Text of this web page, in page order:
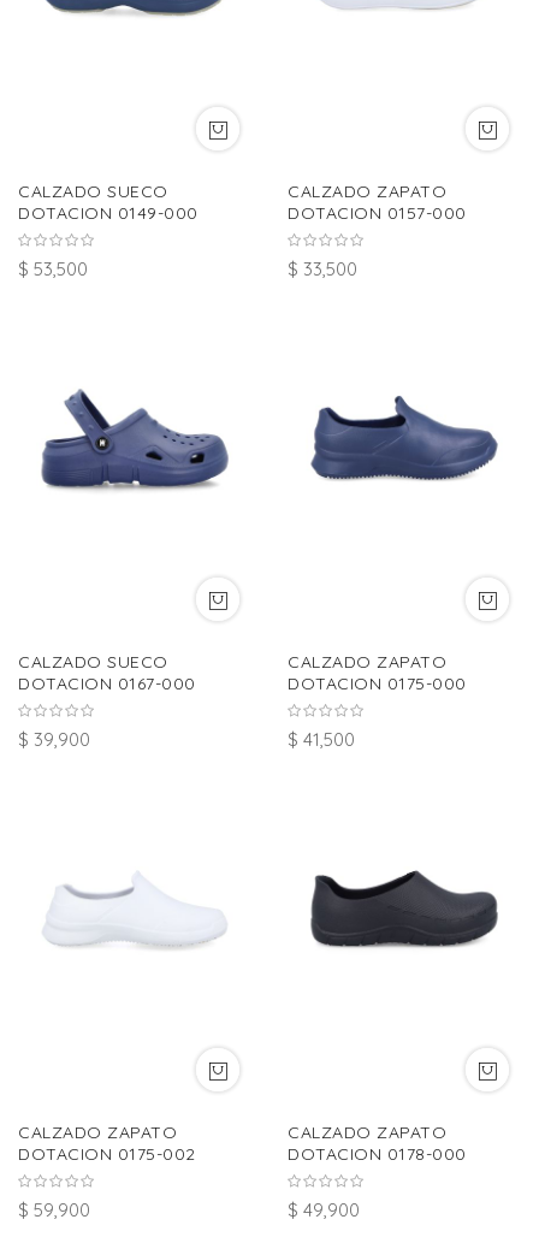
CALZADO SUECO
DOTACION 0149-000
$ 53,500
CALZADO ZAPATO
DOTACION 0157-000
$ 33,500
CALZADO SUECO
DOTACION 0167-000
$ 39,900
CALZADO ZAPATO
DOTACION 0175-000
$ 41,500
CALZADO ZAPATO
DOTACION 0175-002
$ 59,900
CALZADO ZAPATO
DOTACION 0178-000
$ 49,900